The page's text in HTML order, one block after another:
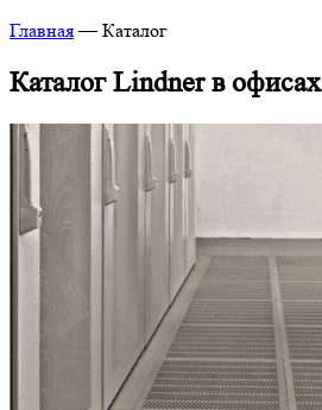
Главная — Каталог
Каталог Lindner в офисах